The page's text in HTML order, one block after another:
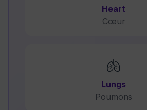
Heart
Cœur
🫁
Lungs
Poumons